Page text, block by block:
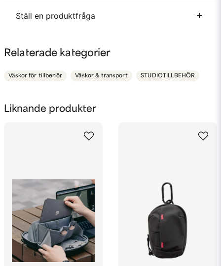
Liknande produkter
Ställ en produktfråga
Fråga oss något om denna produkten...
Ja, ni får publicera min fråga
Relaterade kategorier
Väskor för tillbehör Väskor & transport STUDIOTILLBEHÖR